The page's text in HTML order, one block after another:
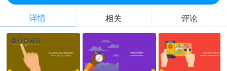
详情 相关 评论